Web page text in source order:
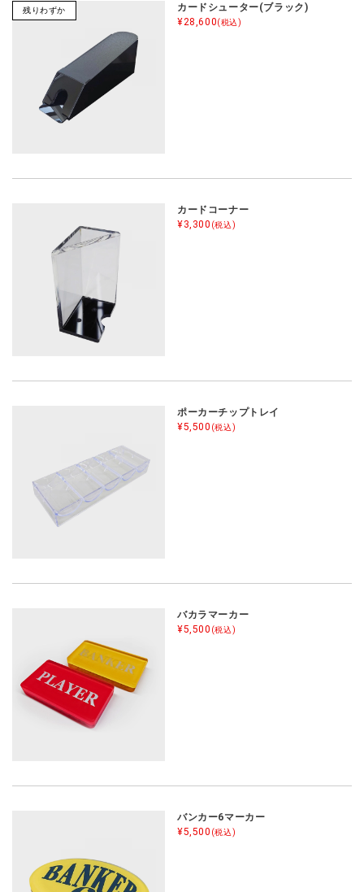
残りわずか
カードシューター(ブラック)
¥28,600(税込)
カードコーナー
¥3,300 (税込)
ポーカーチップトレイ
¥5,500 (税込)
バカラマーカー
¥5,500 (税込)
バンカー6マーカー
¥5,500 (税込)